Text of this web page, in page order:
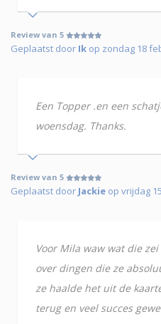
Review van 5
Geplaatst door Ik op zondag 18
Een Topper .en een
woensdag. Thanks.
Review van 5
Geplaatst door Jackie op vrijdag
Voor Mila waw wat die
over dingen die ze
ze haalde het uit de
terug en veel succes